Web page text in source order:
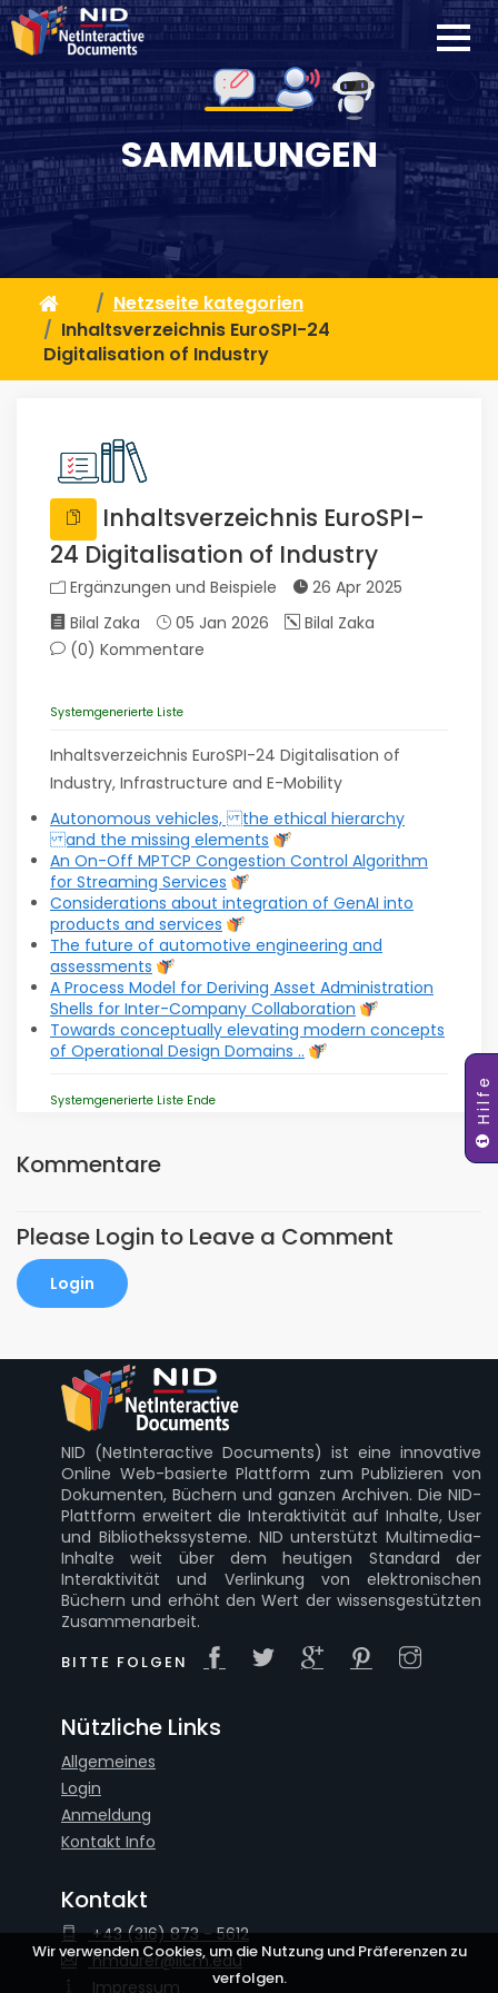
Wir verwenden Cookies, um die Nutzung und Präferenzen zu
verfolgen.
Hilfe
SAMMLUNGEN
Netzseite kategorien
Inhaltsverzeichnis EuroSPI-24
Digitalisation of Industry
Inhaltsverzeichnis EuroSPI-
24 Digitalisation of Industry
Ergänzungen und Beispiele
26 Apr 2025
Bilal Zaka
05 Jan 2026
Bilal Zaka
(0) Kommentare
Systemgenerierte Liste
Inhaltsverzeichnis EuroSPI-24 Digitalisation of
Industry, Infrastructure and E-Mobility
Autonomous vehicles, the ethical hierarchy
and the missing elements
An On-Off MPTCP Congestion Control Algorithm
for Streaming Services
Considerations about integration of GenAI into
products and services
The future of automotive engineering and
assessments
A Process Model for Deriving Asset Administration
Shells for Inter-Company Collaboration
Towards conceptually elevating modern concepts
of Operational Design Domains ..
Systemgenerierte Liste Ende
Kommentare
Please Login to Leave a Comment
Login
NID (NetInteractive Documents) ist eine innovative
Online Web-basierte Plattform zum Publizieren von
Dokumenten, Büchern und ganzen Archiven. Die NID-
Plattform erweitert die Interaktivität auf Inhalte, User
und Bibliothekssysteme. NID unterstützt Multimedia-
Inhalte weit über dem heutigen Standard der
Interaktivität und Verlinkung von elektronischen
Büchern und erhöht den Wert der wissensgestützten
Zusammenarbeit.
BITTE FOLGEN
Nützliche Links
Allgemeines
Login
Anmeldung
Kontakt Info
Kontakt
+43 (316) 873 - 5612
hmaurer@iicm.edu
Impressum